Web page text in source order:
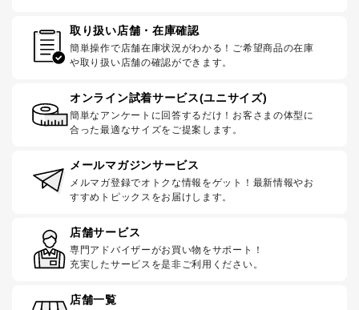
取り扱い店舗・在庫確認
簡単操作で店舗在庫状況がわかる！ご希望商品の在庫
や取り扱い店舗の確認ができます。
オンライン試着サービス(ユニサイズ)
簡単なアンケートに回答するだけ！お客さまの体型に
合った最適なサイズをご提案します。
メールマガジンサービス
メルマガ登録でオトクな情報をゲット！最新情報やお
すすめトピックスをお届けします。
店舗サービス
専門アドバイザーがお買い物をサポート！
充実したサービスを是非ご利用ください。
店舗一覧